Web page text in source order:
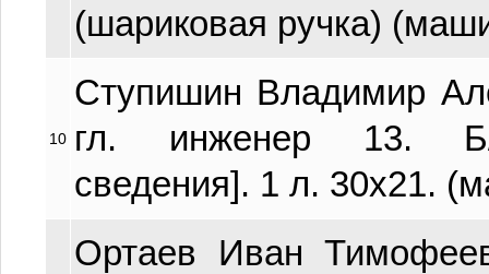
(шариковая ручка)
10
Ступишин Владимир
гл. инженер 13. Б/
сведения]. 1 л. 30х21.
Ортаев Иван